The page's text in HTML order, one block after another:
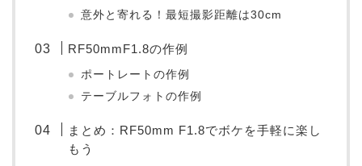
意外と寄れる！最短撮影距離は30cm
RF50mmF1.8の作例
ポートレートの作例
テーブルフォトの作例
まとめ：RF50mm F1.8でボケを手軽に楽し
もう